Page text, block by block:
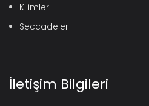
Kilimler
Seccadeler
İletişim Bilgileri